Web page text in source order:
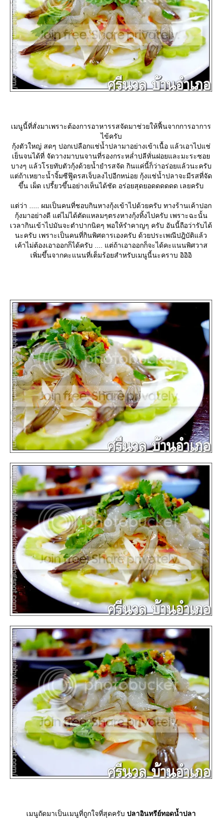
เมนูนี้ที่สั่งมาเพราะต้องการอาหารรสจัดมาช่วยให้ฟื้นจากการอาการ
ไข้ครับ
กุ้งตัวใหญ่ สดๆ ปอกเปลือกแช่น้ำปลามาอย่างเข้าเนื้อ แล้วเอาไปแช่
เย็นจนได้ที่ จัดวางมาบนจานที่รองกระหล่ำปลีหั่นฝอยและมะระซอ
บางๆ แล้วโรยทับตัวกุ้งด้วยน้ำยำรสจัด กินแค่นี้ก็ว่าอร่อยแล้วนะครับ
ต่ถ้าเหยาะน้ำจิ้มซีฟู๊ดรสเจ็บลงไปอีกหน่อย กุ้งแช่น้ำปลาจะมีรสที่จัด
ขึ้น เผ็ด เปรี้ยวขึ้นอย่างเห็นได้ชัด อร่อยสุดยอดดดดดด เลยครับ
ต่ว่า ..... ผมเป็นคนที่ชอบกินหางกุ้งเข้าไปด้วยครับ ทางร้านเค้าปอก
กุ้งมาอย่างดี แต่ไม่ได้ตัดแหลมๆตรงหางกุ้งทิ้งไปครับ เพราะฉะนั้น
เวลากินเข้าไปมันจะตำปากนิดๆ พอให้รำคาญๆ ครับ อันนี้ถือว่ารับได้
นะครับ เพราะเป็นคนที่กินพิศดารเองครับ ด้วยประเพณีปฎิบัติแล้ว
เค้าไม่ต้องเอาออกก็ได้ครับ .... แต่ถ้าเอาออกก็จะได้คะแนนพิศวาส
เพิ่มขึ้นจากคะแนนที่เต็มร้อยสำหรับเมนูนี้นะคราบ อิอิอิ
เมนูถัดมาเป็นเมนูที่ถูกใจที่สุดครับ ปลาอินทรีย์ทอดน้ำปลา